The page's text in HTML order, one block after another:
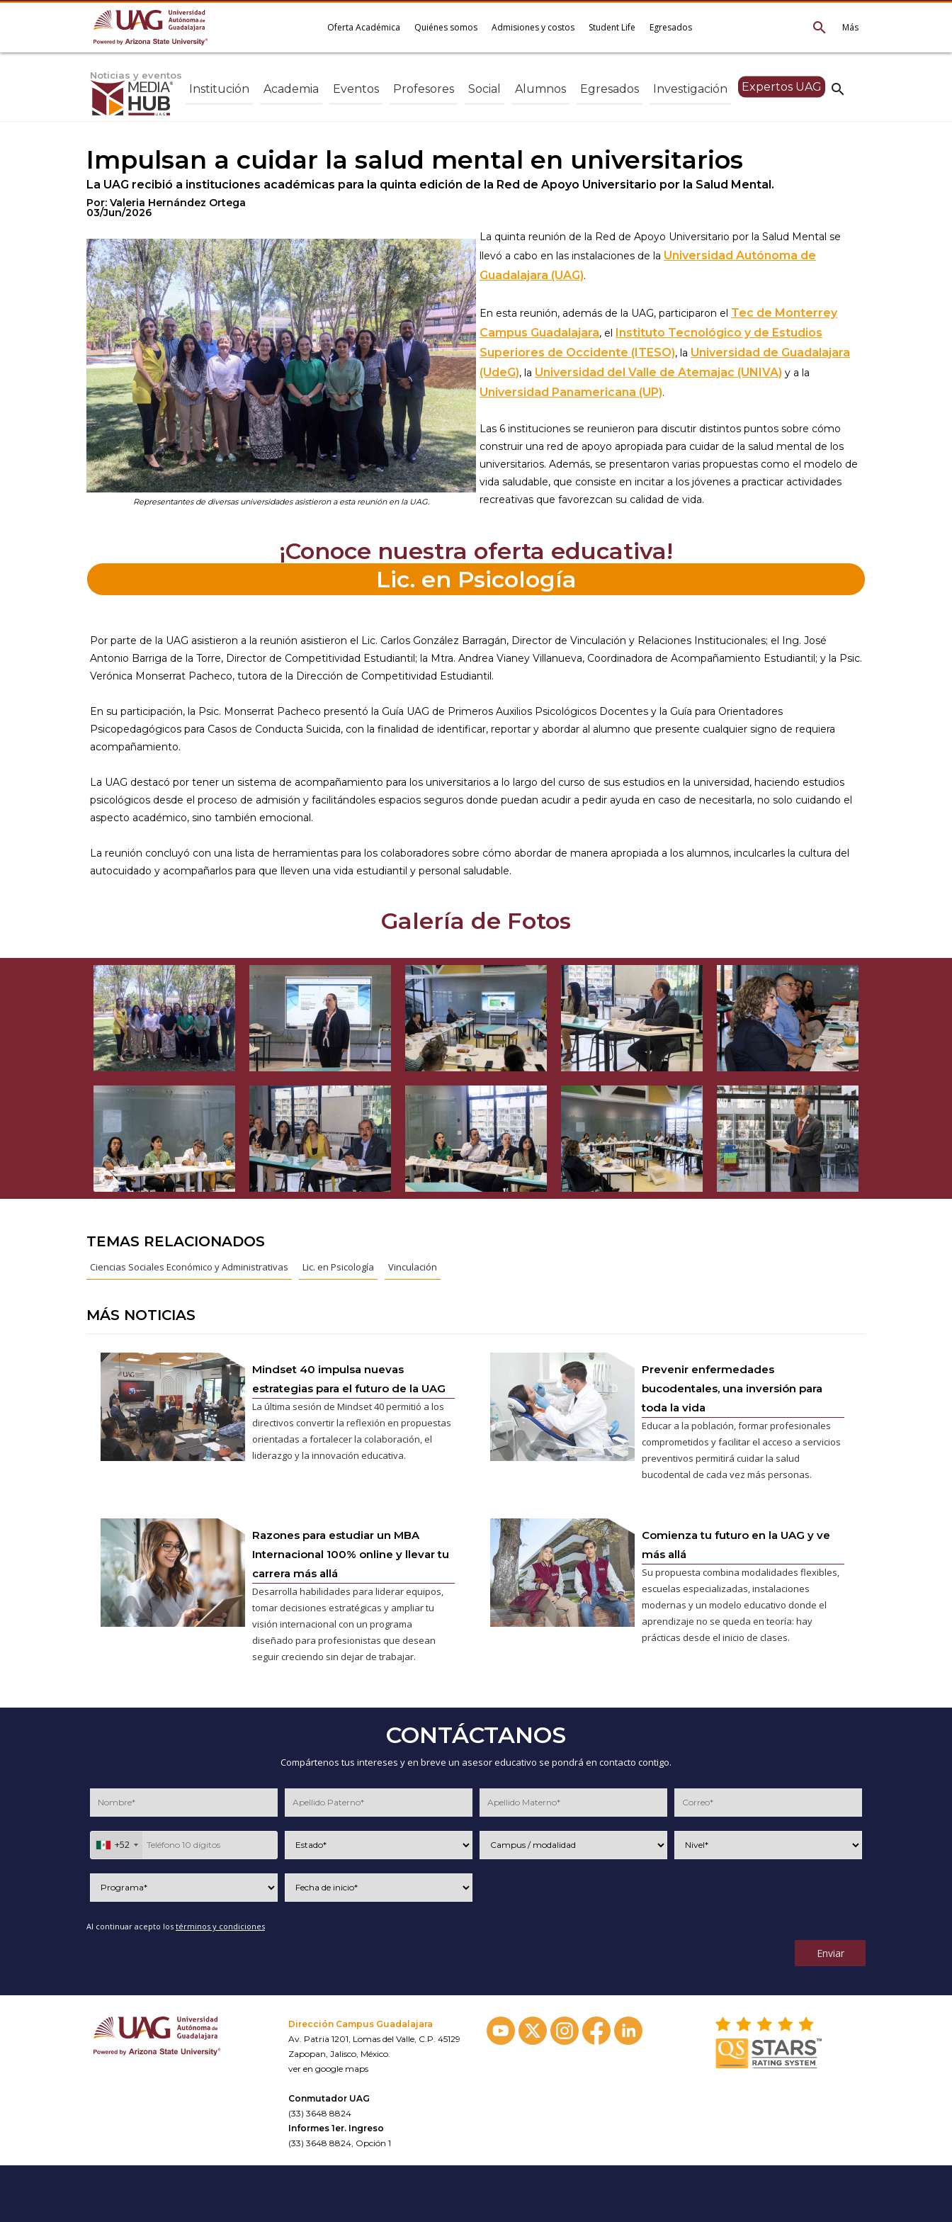
Más
search
Oferta Académica Quiénes somos Admisiones y costos Student Life Egresados
Noticias y eventos
search
Institución Academia Eventos Profesores Social Alumnos Egresados Investigación Expertos UAG
Impulsan a cuidar la salud mental en universitarios
La UAG recibió a instituciones académicas para la quinta edición de la Red de Apoyo Universitario por la Salud Mental.
Por: Valeria Hernández Ortega
03/Jun/2026
Representantes de diversas universidades asistieron a esta reunión en la UAG.
La quinta reunión de la Red de Apoyo Universitario por la Salud Mental se
llevó a cabo en las instalaciones de la Universidad Autónoma de
Guadalajara (UAG).
En esta reunión, además de la UAG, participaron el Tec de Monterrey
Campus Guadalajara, el Instituto Tecnológico y de Estudios
Superiores de Occidente (ITESO), la Universidad de Guadalajara
(UdeG), la Universidad del Valle de Atemajac (UNIVA) y a la
Universidad Panamericana (UP).
Las 6 instituciones se reunieron para discutir distintos puntos sobre cómo
construir una red de apoyo apropiada para cuidar de la salud mental de los
universitarios. Además, se presentaron varias propuestas como el modelo de
vida saludable, que consiste en incitar a los jóvenes a practicar actividades
recreativas que favorezcan su calidad de vida.
¡Conoce nuestra oferta educativa!
Lic. en Psicología
Por parte de la UAG asistieron a la reunión asistieron el Lic. Carlos González Barragán, Director de Vinculación y Relaciones Institucionales; el Ing. José
Antonio Barriga de la Torre, Director de Competitividad Estudiantil; la Mtra. Andrea Vianey Villanueva, Coordinadora de Acompañamiento Estudiantil; y la Psic.
Verónica Monserrat Pacheco, tutora de la Dirección de Competitividad Estudiantil.
En su participación, la Psic. Monserrat Pacheco presentó la Guía UAG de Primeros Auxilios Psicológicos Docentes y la Guía para Orientadores
Psicopedagógicos para Casos de Conducta Suicida, con la finalidad de identificar, reportar y abordar al alumno que presente cualquier signo de requiera
acompañamiento.
La UAG destacó por tener un sistema de acompañamiento para los universitarios a lo largo del curso de sus estudios en la universidad, haciendo estudios
psicológicos desde el proceso de admisión y facilitándoles espacios seguros donde puedan acudir a pedir ayuda en caso de necesitarla, no solo cuidando el
aspecto académico, sino también emocional.
La reunión concluyó con una lista de herramientas para los colaboradores sobre cómo abordar de manera apropiada a los alumnos, inculcarles la cultura del
autocuidado y acompañarlos para que lleven una vida estudiantil y personal saludable.
Galería de Fotos
TEMAS RELACIONADOS
Ciencias Sociales Económico y Administrativas Lic. en Psicología Vinculación
MÁS NOTICIAS
Mindset 40 impulsa nuevas
estrategias para el futuro de la UAG
La última sesión de Mindset 40 permitió a los
directivos convertir la reflexión en propuestas
orientadas a fortalecer la colaboración, el
liderazgo y la innovación educativa.
Prevenir enfermedades
bucodentales, una inversión para
toda la vida
Educar a la población, formar profesionales
comprometidos y facilitar el acceso a servicios
preventivos permitirá cuidar la salud
bucodental de cada vez más personas.
Razones para estudiar un MBA
Internacional 100% online y llevar tu
carrera más allá
Desarrolla habilidades para liderar equipos,
tomar decisiones estratégicas y ampliar tu
visión internacional con un programa
diseñado para profesionistas que desean
seguir creciendo sin dejar de trabajar.
Comienza tu futuro en la UAG y ve
más allá
Su propuesta combina modalidades flexibles,
escuelas especializadas, instalaciones
modernas y un modelo educativo donde el
aprendizaje no se queda en teoría: hay
prácticas desde el inicio de clases.
CONTÁCTANOS
Compártenos tus intereses y en breve un asesor educativo se pondrá en contacto contigo.
+52
Al continuar acepto los términos y condiciones
Enviar
Dirección Campus Guadalajara
Av. Patria 1201, Lomas del Valle, C.P. 45129
Zapopan, Jalisco, México.
ver en google maps
Conmutador UAG
(33) 3648 8824
Informes 1er. Ingreso
(33) 3648 8824, Opción 1